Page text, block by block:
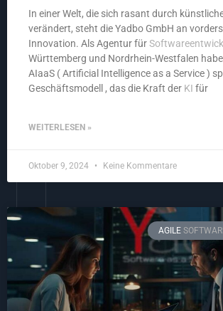
In einer Welt, die sich rasant durch
verändert, steht die Yadbo GmbH an
Innovation. Als Agentur für
Württemberg und Nordrhein-Westfalen
AIaaS ( Artificial Intelligence as a Service )
Geschäftsmodell , das die Kraft der KI für
WEITERLESEN »
Oktober 9, 2024 Keine Kommentare
AGILE